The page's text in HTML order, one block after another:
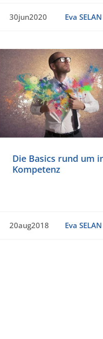
30jun2020 Eva SELAN
Die Basics rund um
Kompetenz
20aug2018 Eva SELAN